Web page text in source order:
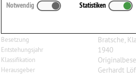
Das Alter, kleines Stimmungsbild
Besetzung Bratsche,
Entstehungsjahr 1940
Klassifikation
Herausgeber Gerhardt
Notwendig Statistiken